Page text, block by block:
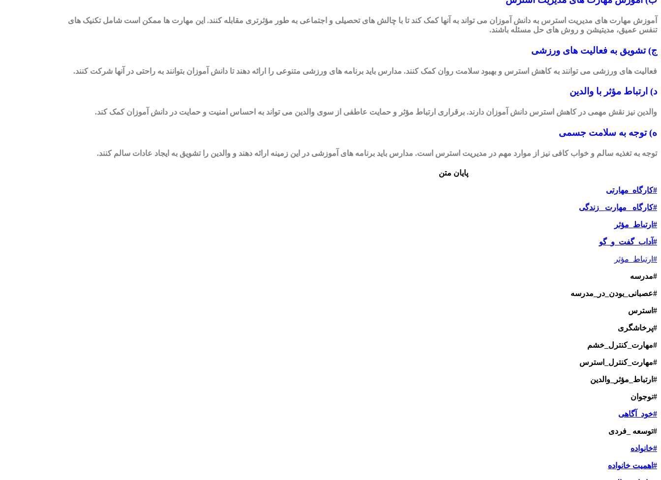
آموزش مهارت های مدیریت استرس به دانش آموزان می تواند به آنها کمک کند تا با چالش های تحصیلی و اجتماعی به طور مؤثرتری مقابله کنند. این مهارت ها ممکن است شامل تکنیک های
تنفس عمیق، مدیتیشن و روش های حل مسئله باشند.
ج) تشویق به فعالیت های ورزشی
فعالیت های ورزشی می توانند به کاهش استرس و بهبود سلامت روان کمک کنند. مدارس باید برنامه های ورزشی متنوعی را ارائه دهند تا دانش آموزان بتوانند به راحتی در آنها شرکت کنند.
د) ارتباط مؤثر با والدین
والدین نیز نقش مهمی در کاهش استرس دانش آموزان دارند. برقراری ارتباط مؤثر و حمایت عاطفی از سوی والدین می تواند به احساس امنیت و حمایت در دانش آموزان کمک کند.
ه) توجه به سلامت جسمی
توجه به تغذیه سالم و خواب کافی نیز از موارد مهم در مدیریت استرس است. مدارس باید برنامه های آموزشی در این زمینه ارائه دهند و والدین را تشویق به ایجاد عادات سالم کنند.
پایان متن
#کارگاه_مهارتی
#کارگاه _مهارت _زندگی
#ارتباط_مؤثر
#آداب_گفت_‌و_گو
#ارتباط_مؤثر
#مدرسه
#عصبانی_بودن_در_مدرسه
#استرس
#پرخاشگری
#مهارت_کنترل_خشم
#مهارت_کنترل_استرس
#ارتباط_مؤثر_والدین
#نوجوان
#خود_آگاهی
#توسعه _فردی
#خانواده
#اهمیت خانواده